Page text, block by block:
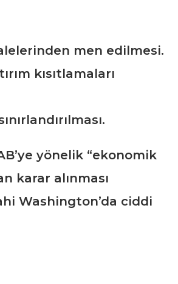
men edilmesi.
kısıtlamaları
yönelik “ekonomik
karar alınması
Washington’da ciddi